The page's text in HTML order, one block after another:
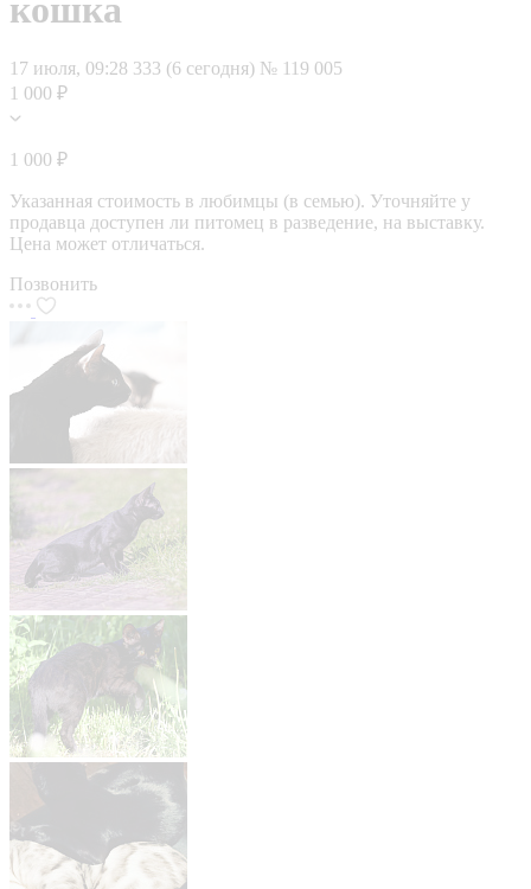
кошка
17 июля, 09:28 333 (6 сегодня) № 119 005
1 000 ₽
1 000 ₽
Указанная стоимость в любимцы (в семью). Уточняйте у
продавца доступен ли питомец в разведение, на выставку.
Цена может отличаться.
Позвонить